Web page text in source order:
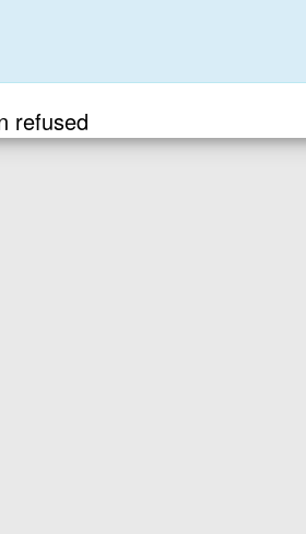
refused